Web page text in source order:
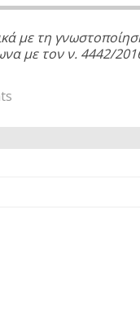
με τη
με τον ν. 4442/